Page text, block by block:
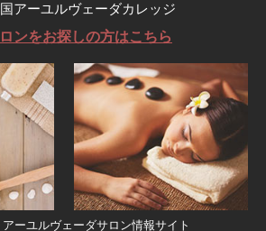
アーユルヴェーダカレッジ
ンをお探しの方はこちら
アーユルヴェーダサロン情報サイト